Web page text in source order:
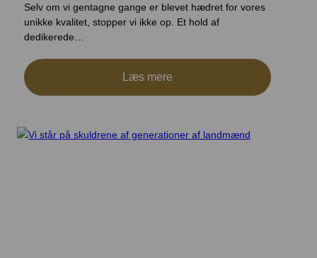
Selv om vi gentagne gange er blevet hædret for vores
unikke kvalitet, stopper vi ikke op. Et hold af
dedikerede…
Læs mere